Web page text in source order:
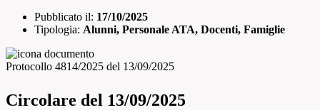
Pubblicato il: 17/10/2025
Tipologia: Alunni, Personale ATA, Docenti, Famiglie
Protocollo 4814/2025 del 13/09/2025
Circolare del 13/09/2025